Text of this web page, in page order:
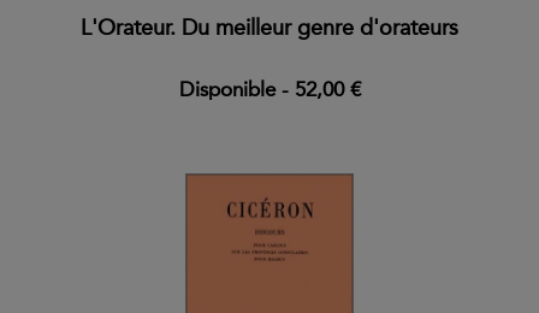
L'Orateur. Du meilleur genre d'orateurs
Disponible- 52,00 €